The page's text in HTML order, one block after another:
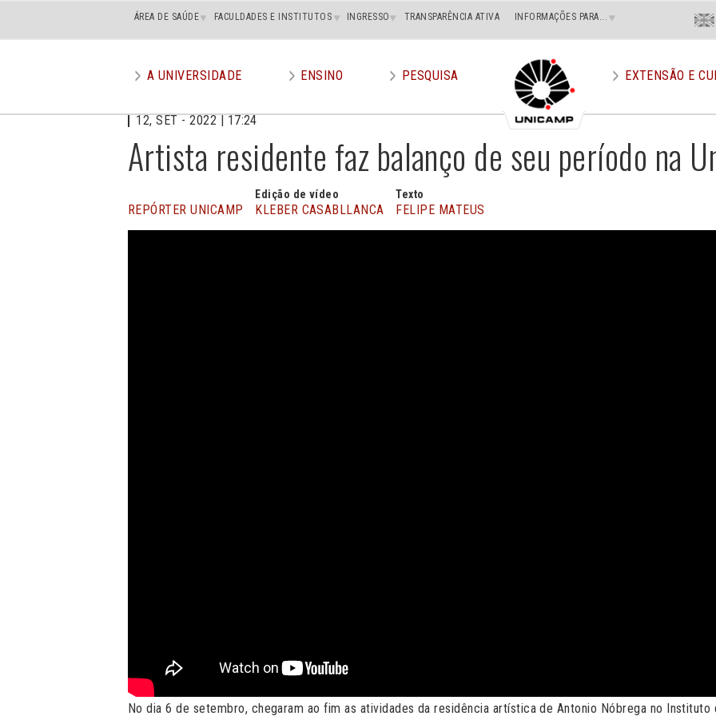
Main
superior
ÁREA DE SAÚDE FACULDADES E INSTITUTOS INGRESSO TRANSPARÊNCIA ATIVA INFORMAÇÕES PARA... Menu
Direito
En
menu
A UNIVERSIDADE ENSINO PESQUISA EXTENSÃO E
Artista residente faz balanço de seu período na
12, SET - 2022 | 17:24
REPÓRTER UNICAMP
Edição de vídeo
KLEBER CASABLLANCA
Texto
FELIPE MATEUS
No dia 6 de setembro, chegaram ao fim as atividades da residência artística de Antonio Nóbrega no Instituto